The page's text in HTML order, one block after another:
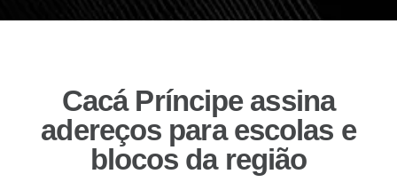
Cacá Príncipe assina
adereços para escolas e
blocos da região